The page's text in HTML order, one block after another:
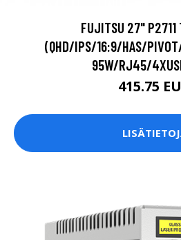
FUJITSU 27" P2711
(QHD/IPS/16:9/HAS/
95W/RJ45/
415.75